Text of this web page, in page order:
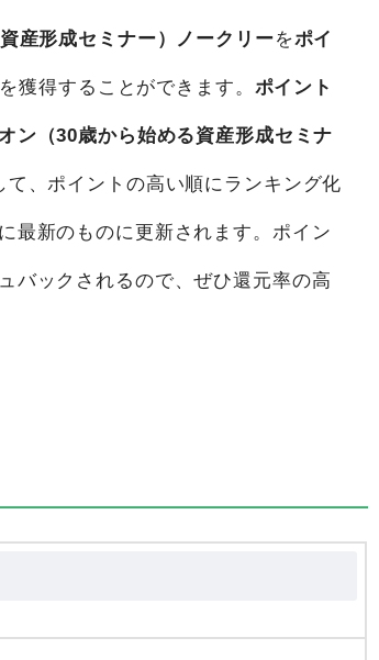
産形成セミナー）ノークリーをポイ
獲得することができます。 ポイント
ン（30歳から始める資産形成セミナ
、ポイントの高い順にランキング化
最新のものに更新されます。ポイン
バックされるので、ぜひ還元率の高